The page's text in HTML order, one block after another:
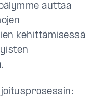
auttaa
kehittämisessä